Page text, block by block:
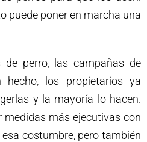
puede poner en marcha una
de perro, las campañas de
los propietarios ya
y la mayoría lo hacen.
más ejecutivas con
costumbre, pero también